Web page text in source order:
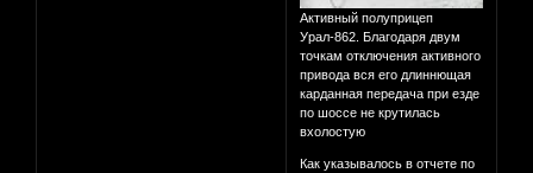
Активный полуприцеп
Урал-862. Благодаря двум
точкам отключения активного
привода вся его длиннющая
карданная передача при езде
по шоссе не крутилась
вхолостую
Как указывалось в отчете по